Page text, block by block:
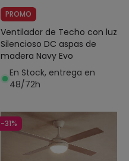
PROMO
Ventilador de Techo con luz
Silencioso DC aspas de
madera Navy Evo
En Stock, entrega en
48/72h
-31%